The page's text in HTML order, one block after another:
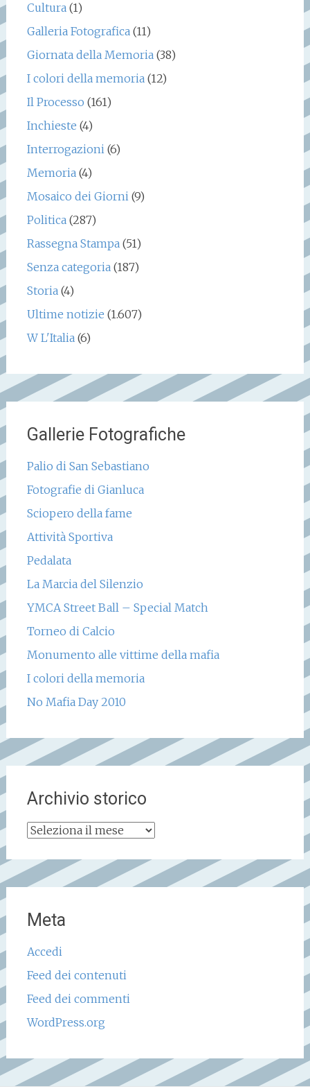
Cultura(1)
Galleria Fotografica(11)
Giornata della Memoria(38)
I colori della memoria(12)
Il Processo (161)
Inchieste (4)
Interrogazioni(6)
Memoria(4)
Mosaico dei Giorni(9)
Politica(287)
Rassegna Stampa(51)
Senza categoria(187)
Storia(4)
Ultime notizie (1.607)
W L'Italia(6)
Gallerie Fotografiche
Palio di San Sebastiano
Fotografie di Gianluca
Sciopero della fame
Attività Sportiva
Pedalata
La Marcia del Silenzio
YMCA Street Ball – Special Match
Torneo di Calcio
Monumento alle vittime della mafia
I colori della memoria
No Mafia Day 2010
Archivio storico
Archivio
Meta
Accedi
Feed dei contenuti
Feed dei commenti
WordPress.org